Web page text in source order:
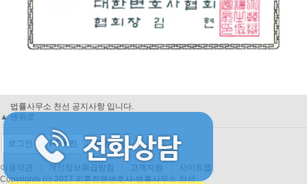
법률사무소 천선 공지사항 입니다.
법률사무소 천선 공지사항 입니다.
법률사무소 천선 공지사항 입니다.
법률사무소 천선 공지사항 입니다.
▲ 맨위로
로그인 PC버전 회원가입
이용약관 개인정보취급방침 고객지원
사이트맵
Copyrights (c) 2017 이혼전문변호사-법률사무소 천선